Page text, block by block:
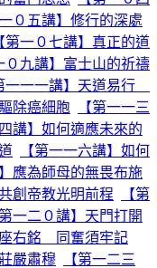
一０五講】修行的深處
第一０七講】真正的道
０九講】富士山的祈禱
一一一講】天道易行
除癌細胞
【第一一三
講】如何適應未來的
【第一一六講】如何
應為師母的無畏布施
創帝教光明前程
【第
第一二０講】天門打開
座右銘 同奮須牢記
嚴肅穆
【第一二三